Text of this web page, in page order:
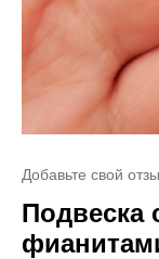
Добавьте свой
Подвеска